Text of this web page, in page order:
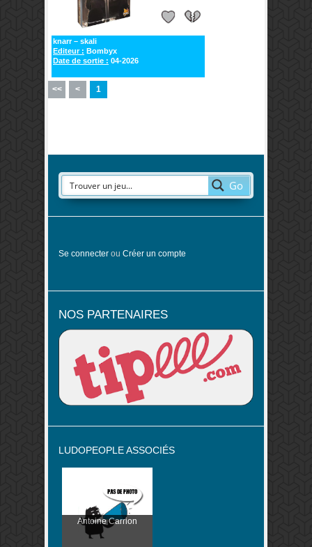
knarr – skali
Editeur : Bombyx
Date de sortie : 04-2026
<< < 1
Go
Se connecter ou Créer un compte
NOS PARTENAIRES
LUDOPEOPLE ASSOCIÉS
Antoine Carrion